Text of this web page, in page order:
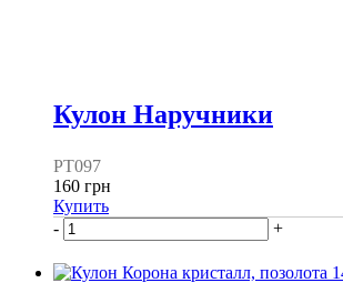
Кулон Наручники
PT097
160 грн
Купить
-
+